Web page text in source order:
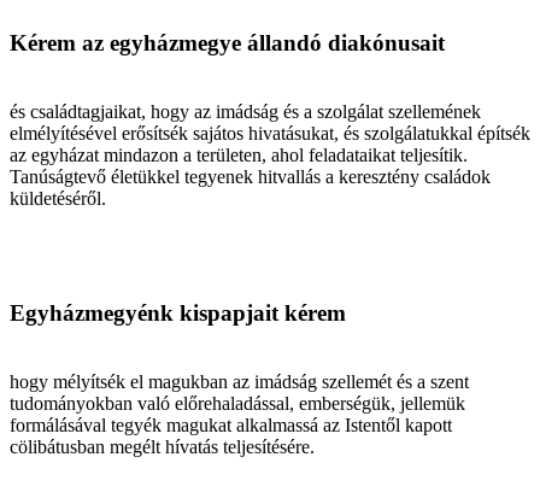
Kérem az egyházmegye állandó diakónusait
és családtagjaikat, hogy az imádság és a szolgálat szellemének
elmélyítésével erősítsék sajátos hivatásukat, és szolgálatukkal építsék
az egyházat mindazon a területen, ahol feladataikat teljesítik.
Tanúságtevő életükkel tegyenek hitvallás a keresztény családok
küldetéséről.
Egyházmegyénk kispapjait kérem
hogy mélyítsék el magukban az imádság szellemét és a szent
tudományokban való előrehaladással, emberségük, jellemük
formálásával tegyék magukat alkalmassá az Istentől kapott
cölibátusban megélt hívatás teljesítésére.